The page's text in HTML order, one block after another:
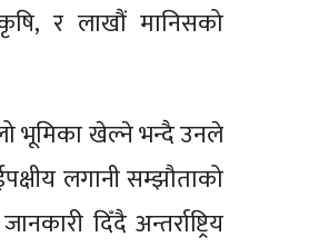
र लाखौं मानिसको
भूमिका खेल्ने भन्दै उनले
लगानी सम्झौताको
दिँदै अन्तर्राष्ट्रिय